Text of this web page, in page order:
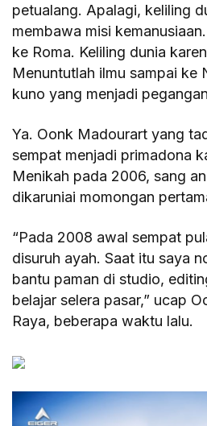
petualang. Apalagi, keliling
membawa misi
ke Roma. Keliling dunia
Menuntutlah ilmu sampai ke
kuno yang menjadi
Ya. Oonk Madourart yang
sempat menjadi primadona
Menikah pada 2006, sang
dikaruniai momongan
“Pada 2008 awal sempat
disuruh ayah. Saat itu saya
bantu paman di studio,
belajar selera pasar,” ucap
Raya, beberapa waktu lalu.